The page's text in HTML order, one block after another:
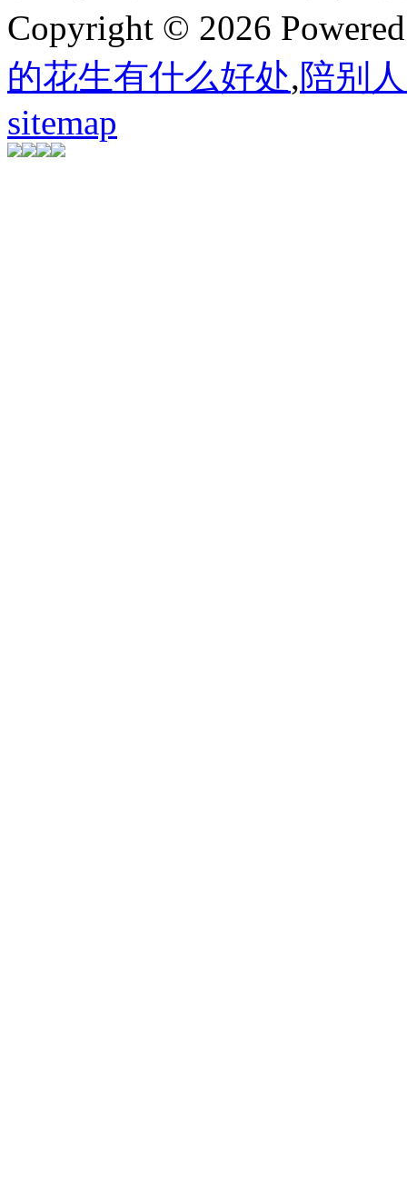
Copyright © 2026
的花生有什么好处,陪别
sitemap